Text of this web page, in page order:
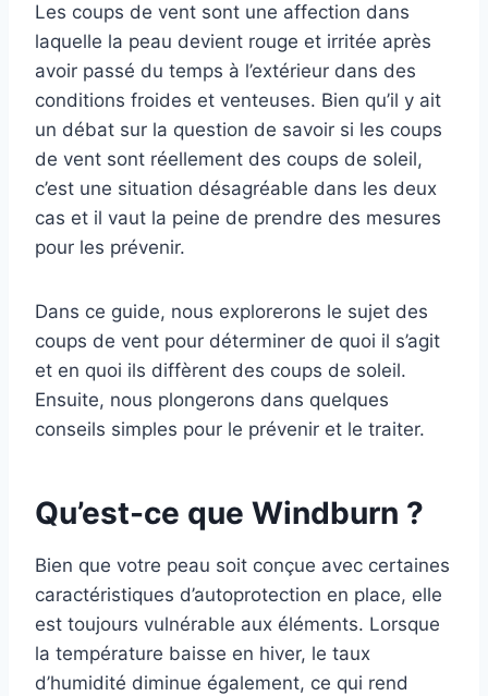
Les coups de vent sont une affection dans
laquelle la peau devient rouge et irritée après
avoir passé du temps à l’extérieur dans des
conditions froides et venteuses. Bien qu’il y ait
un débat sur la question de savoir si les coups
de vent sont réellement des coups de soleil,
c’est une situation désagréable dans les deux
cas et il vaut la peine de prendre des mesures
pour les prévenir.
Dans ce guide, nous explorerons le sujet des
coups de vent pour déterminer de quoi il s’agit
et en quoi ils diffèrent des coups de soleil.
Ensuite, nous plongerons dans quelques
conseils simples pour le prévenir et le traiter.
Qu’est-ce que Windburn ?
Bien que votre peau soit conçue avec certaines
caractéristiques d’autoprotection en place, elle
est toujours vulnérable aux éléments. Lorsque
la température baisse en hiver, le taux
d’humidité diminue également, ce qui rend